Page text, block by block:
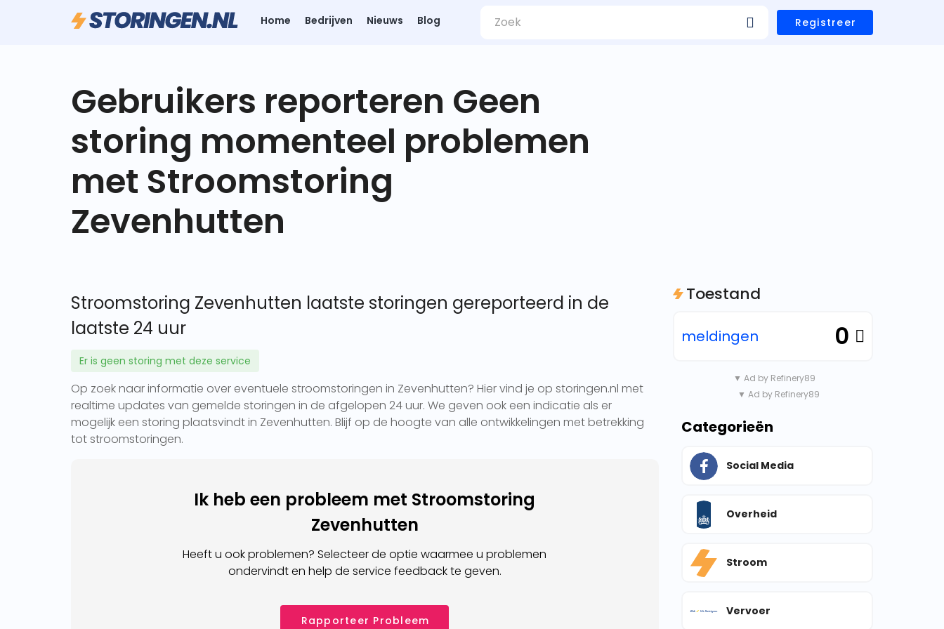
Home Bedrijven Nieuws Blog Registreer
Gebruikers reporteren Geen
storing momenteel problemen
met Stroomstoring
Zevenhutten
Stroomstoring Zevenhutten laatste storingen gereporteerd in de
laatste 24 uur
Er is geen storing met deze service
Op zoek naar informatie over eventuele stroomstoringen in Zevenhutten? Hier vind je op storingen.nl met
realtime updates van gemelde storingen in de afgelopen 24 uur. We geven ook een indicatie als er
mogelijk een storing plaatsvindt in Zevenhutten. Blijf op de hoogte van alle ontwikkelingen met betrekking
tot stroomstoringen.
Ik heb een probleem met Stroomstoring
Zevenhutten
Heeft u ook problemen? Selecteer de optie waarmee u problemen
ondervindt en help de service feedback te geven.
Rapporteer Probleem
Toestand
meldingen 0
▼ Ad by Refinery89
▼ Ad by Refinery89
Categorieën
Social Media
Overheid
Stroom
Vervoer